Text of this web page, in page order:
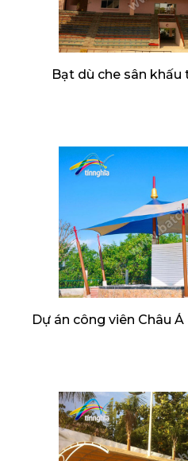
Bạt dù che sân khấu
Dự án công viên Châu